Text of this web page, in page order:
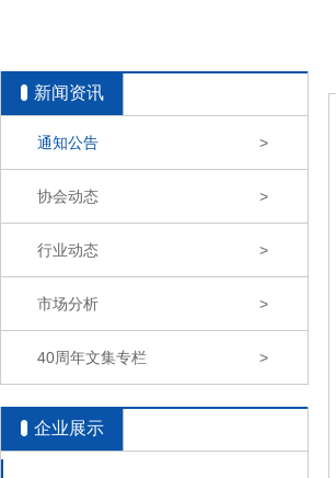
新闻资讯
通知公告 >
协会动态 >
行业动态 >
市场分析 >
40周年文集专栏 >
企业展示